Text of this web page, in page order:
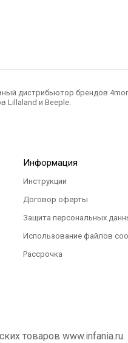
дистрибьютор брендов
Lillaland и Beeple.
Информация
Инструкции
Договор оферты
Защита персональных
Использование файлов
Рассрочка
товаров www.infania.ru.